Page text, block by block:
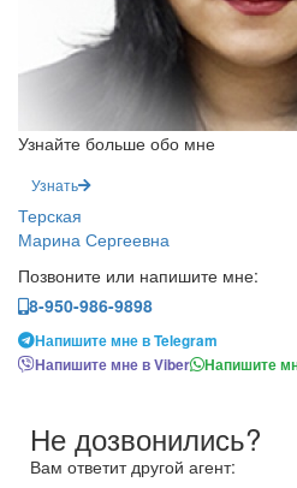
Узнайте больше обо мне
Узнать
Терская
Марина Сергеевна
Позвоните или напишите мне:
8-950-986-9898
Напишите мне в Telegram
Напишите мне в Viber
Напишите
Не дозвонились?
Вам ответит другой агент: